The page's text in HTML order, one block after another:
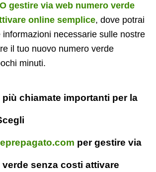
gestire via web numero verde
online semplice, dove potrai
informazioni necessarie sulle nostre
il tuo nuovo numero verde
minuti.
più chiamate importanti per la
per gestire via
senza costi attivare